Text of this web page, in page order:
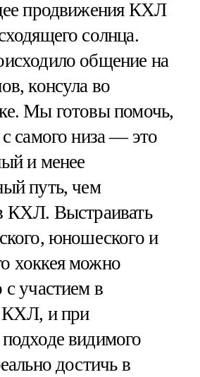
продвижения КХЛ
солнца.
общение на
консула во
Мы готовы помочь,
с самого низа — это
и менее
путь, чем
КХЛ. Выстраивать
юношеского и
хоккея можно
с участием в
КХЛ, и при
видимого
достичь в